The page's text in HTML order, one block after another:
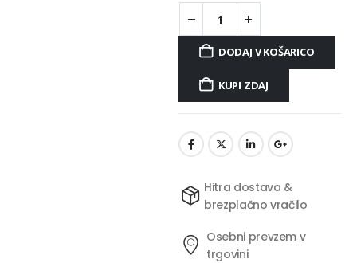
DODAJ V KOŠARICO
KUPI ZDAJ
Hitra dostava &
brezplačno vračilo
Osebni prevzem v
trgovini